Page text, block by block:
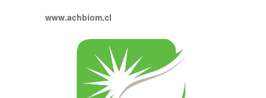
www.achbiom.cl